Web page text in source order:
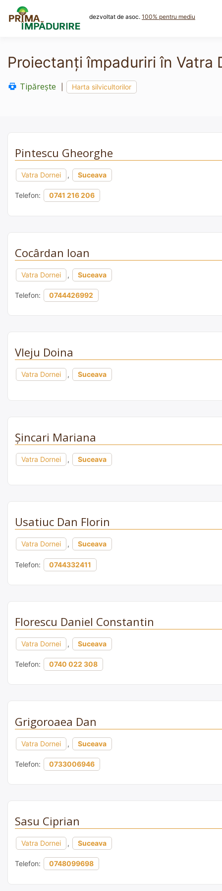
content
dezvoltat de asoc. 100% pentru mediu
Proiectanți împaduriri în Vatra
Tipărește Harta silvicultorilor
Pintescu Gheorghe
Vatra Dornei , Suceava
Telefon: 0741 216 206
Cocârdan Ioan
Vatra Dornei , Suceava
Telefon: 0744426992
Vleju Doina
Vatra Dornei , Suceava
Şincari Mariana
Vatra Dornei , Suceava
Usatiuc Dan Florin
Vatra Dornei , Suceava
Telefon: 0744332411
Florescu Daniel Constantin
Vatra Dornei , Suceava
Telefon: 0740 022 308
Grigoroaea Dan
Vatra Dornei , Suceava
Telefon: 0733006946
Sasu Ciprian
Vatra Dornei , Suceava
Telefon: 0748099698